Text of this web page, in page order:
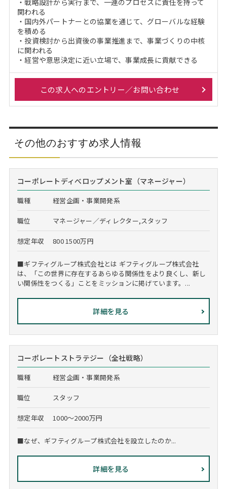
・戦略設計から実行まで、一連のプロセスに責任を持って
関われる
・国内外パートナーとの協業を通じて、グローバルな経験
を積める
・投資検討から出資後の事業推進まで、事業づくりの中核
に関われる
・経営や意思決定に近い立場で、事業成長に貢献できる
この求人へのエントリー／お問い合わせ
その他のおすすめ求人情報
コーポレートディべロップメント室（マネージャー）
職種 経営企画・事業開発系
職位 マネージャー／ディレクター,スタッフ
想定年収 800 1500万円
■ギフティグループ株式会社とは ギフティグループ株式会社
は、「この世界に存在するあらゆる関係性をより良くし、新し
い関係性をつくる」ことをミッションに掲げています。...
詳細を見る
コーポレートストラテジー（全社戦略）
職種 経営企画・事業開発系
職位 スタッフ
想定年収 1000～2000万円
■なぜ、ギフティグループ株式会社を設立したのか...
詳細を見る